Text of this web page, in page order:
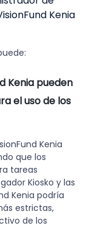
Kenia
Kenia pueden
el uso de los
Kenia
que los
tareas
Kiosko y las
Kenia podría
estrictas,
de los